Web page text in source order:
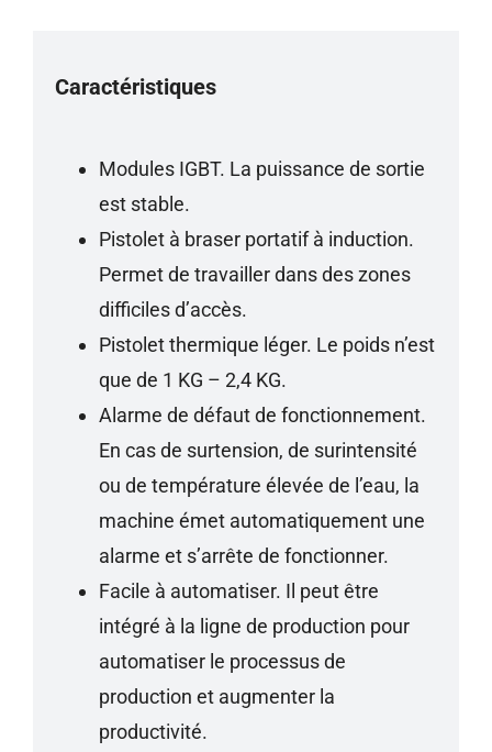
Caractéristiques
Modules IGBT. La puissance de sortie
est stable.
Pistolet à braser portatif à induction.
Permet de travailler dans des zones
difficiles d’accès.
Pistolet thermique léger. Le poids n’est
que de 1 KG – 2,4 KG.
Alarme de défaut de fonctionnement.
En cas de surtension, de surintensité
ou de température élevée de l’eau, la
machine émet automatiquement une
alarme et s’arrête de fonctionner.
Facile à automatiser. Il peut être
intégré à la ligne de production pour
automatiser le processus de
production et augmenter la
productivité.